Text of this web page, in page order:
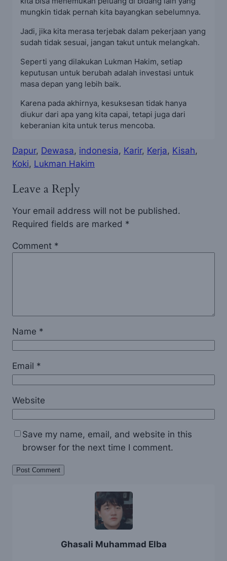
mungkin tidak pernah kita bayangkan sebelumnya.
Jadi, jika kita merasa terjebak dalam pekerjaan yang
sudah tidak sesuai, jangan takut untuk melangkah.
Seperti yang dilakukan Lukman Hakim, setiap
keputusan untuk berubah adalah investasi untuk
masa depan yang lebih baik.
Karena pada akhirnya, kesuksesan tidak hanya
diukur dari apa yang kita capai, tetapi juga dari
keberanian kita untuk terus mencoba.
Dapur, Dewasa, indonesia, Karir, Kerja, Kisah
Koki, Lukman Hakim
Leave a Reply
Your email address will not be published.
Required fields are marked *
Comment *
Name *
Email *
Website
Save my name, email, and website in this
browser for the next time I comment.
Ghasali Muhammad Elba